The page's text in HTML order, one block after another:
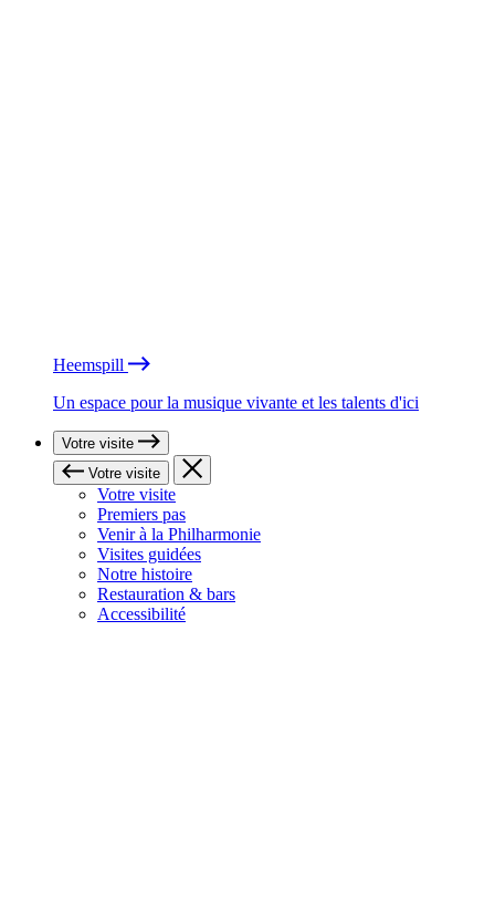
Heemspill
Un espace pour la musique vivante et les talents d'ici
Votre visite
Votre visite
Votre visite
Premiers pas
Venir à la Philharmonie
Visites guidées
Notre histoire
Restauration & bars
Accessibilité